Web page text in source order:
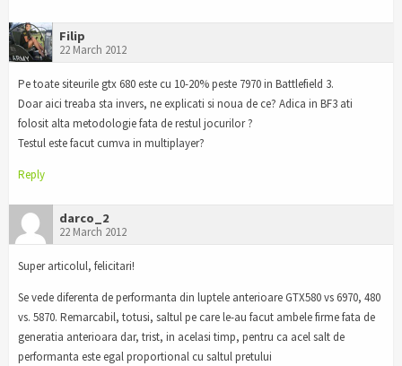
Filip
22 March 2012
Pe toate siteurile gtx 680 este cu 10-20% peste 7970 in Battlefield 3.
Doar aici treaba sta invers, ne explicati si noua de ce? Adica in BF3 ati
folosit alta metodologie fata de restul jocurilor ?
Testul este facut cumva in multiplayer?
Reply
darco_2
22 March 2012
Super articolul, felicitari!
Se vede diferenta de performanta din luptele anterioare GTX580 vs 6970, 480
vs. 5870. Remarcabil, totusi, saltul pe care le-au facut ambele firme fata de
generatia anterioara dar, trist, in acelasi timp, pentru ca acel salt de
performanta este egal proportional cu saltul pretului